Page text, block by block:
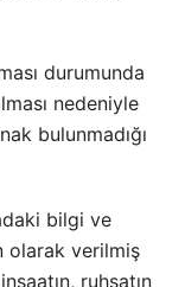
durumunda
nedeniyle
bulunmadığı
bilgi ve
olarak verilmiş
ruhsatın